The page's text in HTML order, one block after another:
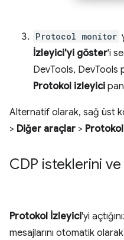
Protocol monitor
İzleyici'yi göster'i
DevTools, DevTools
Protokol izleyici
Alternatif olarak, sağ üst
> Diğer araçlar >
CDP isteklerini ve
Protokol İzleyici'yi
mesajlarını otomatik